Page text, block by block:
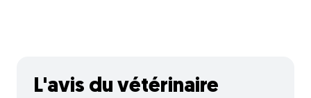
L'avis du vétérinaire